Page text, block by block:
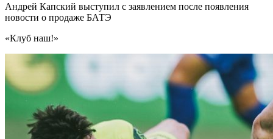
Андрей Капский выступил с заявлением после появления
новости о продаже БАТЭ
«Клуб наш!»